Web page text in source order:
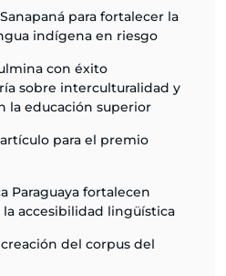
para fortalecer la
indígena en riesgo
con éxito
sobre interculturalidad y
la educación superior
para el premio
Paraguaya fortalecen
accesibilidad lingüística
del corpus del